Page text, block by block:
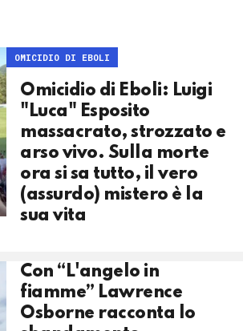
OMICIDIO DI EBOLI
Omicidio di Eboli: Luigi
"Luca" Esposito
massacrato, strozzato e
arso vivo. Sulla morte
ora si sa tutto, il vero
(assurdo) mistero è la
sua vita
Con “L'angelo in
fiamme” Lawrence
Osborne racconta lo